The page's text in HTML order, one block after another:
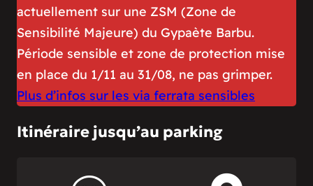
actuellement sur une ZSM (Zone de
Sensibilité Majeure) du Gypaète Barbu.
Période sensible et zone de protection mise
en place du 1/11 au 31/08, ne pas grimper.
Plus d’infos sur les via ferrata sensibles
Itinéraire jusqu’au parking